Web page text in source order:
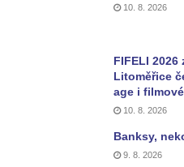
Kříž u severní zdi kostela
Kříže ve Frýdlantu
Kříž na Křížové cestě na
Centrální kříž hřbitova ve
10. 8. 2026
FIFELI 2026
Litoměřice
age i
10. 8. 2026
Banksy,
9. 8. 2026